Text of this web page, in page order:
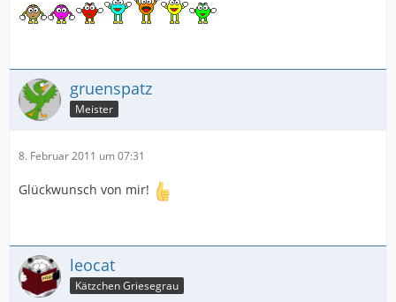
gruenspatz
Meister
8. Februar 2011 um 07:31
Glückwunsch von mir!
leocat
Kätzchen Griesegrau